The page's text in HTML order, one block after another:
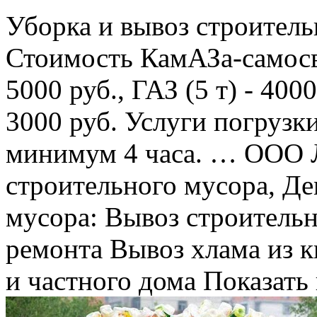
Уборка и вывоз
Стоимость КамАЗа-
5000 руб., ГАЗ (5 т) -
3000 руб. Услуги
минимум 4 часа. …
строительного мусора,
мусора: Вывоз
ремонта Вывоз хлама из
и частного дома